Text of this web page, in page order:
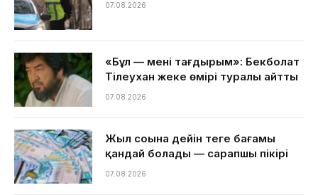
07.08.2026
«Бұл — менің тағдырым»: Бекболат
Тілеухан жеке өмірі туралы айтты
07.08.2026
Жыл соңына дейін теңге бағамы
қандай болады — сарапшы пікірі
07.08.2026